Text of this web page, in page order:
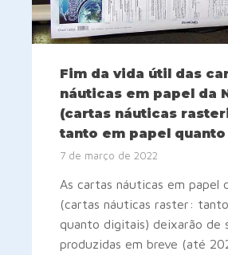
Fim da vida útil das
náuticas em papel da
(cartas náuticas
tanto em papel
7 de março de 2022
As cartas náuticas em papel
(cartas náuticas raster:
quanto digitais) deixarão de
produzidas em breve (até